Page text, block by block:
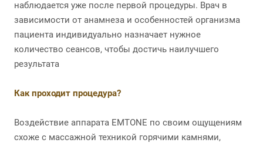
наблюдается уже после первой процедуры. Врач в
зависимости от анамнеза и особенностей организма
пациента индивидуально назначает нужное
количество сеансов, чтобы достичь наилучшего
результата
Как проходит процедура?
Воздействие аппарата EMTONE по своим ощущениям
схоже с массажной техникой горячими камнями,